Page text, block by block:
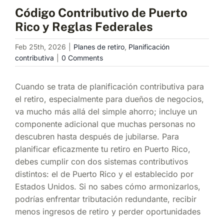
Código Contributivo de Puerto
Rico y Reglas Federales
Feb 25th, 2026 Planes de retiro, Planificación
contributiva
0 Comments
Cuando se trata de planificación contributiva para
el retiro, especialmente para dueños de negocios,
va mucho más allá del simple ahorro; incluye un
componente adicional que muchas personas no
descubren hasta después de jubilarse. Para
planificar eficazmente tu retiro en Puerto Rico,
debes cumplir con dos sistemas contributivos
distintos: el de Puerto Rico y el establecido por
Estados Unidos. Si no sabes cómo armonizarlos,
podrías enfrentar tributación redundante, recibir
menos ingresos de retiro y perder oportunidades